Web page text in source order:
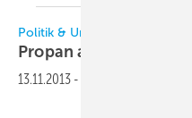
Politik & Umwelt
Propan auf dem
13.11.2013 -